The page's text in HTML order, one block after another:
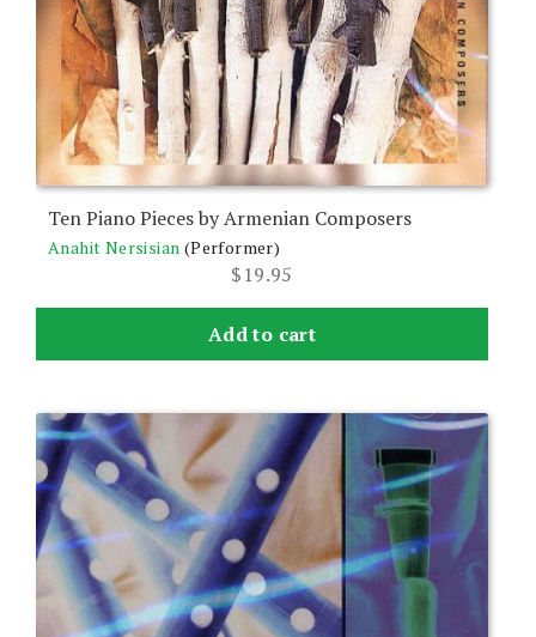
Ten Piano Pieces by Armenian Composers
Anahit Nersisian (Performer)
$19.95
Add to cart